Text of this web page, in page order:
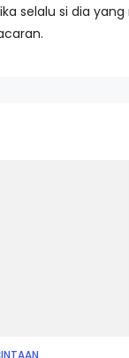
selalu si dia yang